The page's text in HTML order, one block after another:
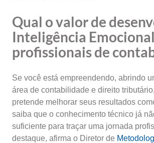
Qual o valor de
Inteligência
profissionais de
Se você está empreendendo, abrindo
área de contabilidade e direito
pretende melhorar seus resultados
saiba que o conhecimento técnico já
suficiente para traçar uma jornada
destaque, afirma o Diretor de